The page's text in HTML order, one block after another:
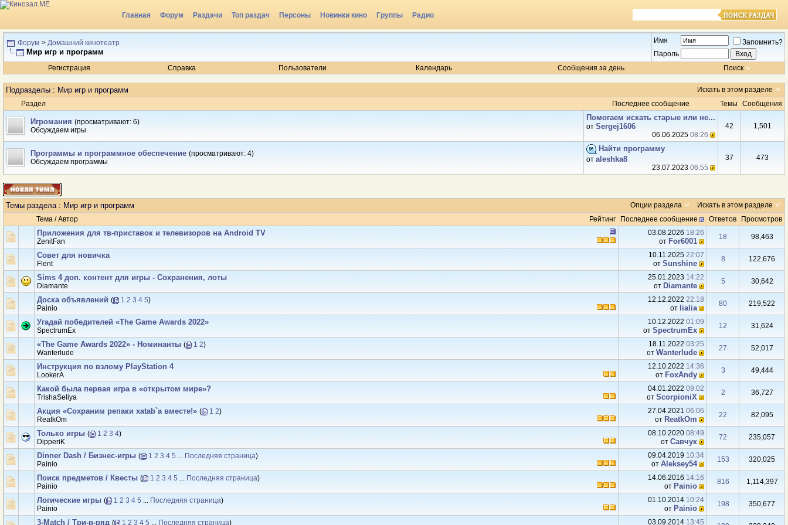
Главная Форум Раздачи Топ раздач Персоны Новинки кино Группы Радио
Форум > Домашний кинотеатр
Мир игр и программ
Имя
Запомнить?
Пароль
Регистрация
Справка Пользователи Календарь Сообщения за день Поиск
Подразделы : Мир игр и программ
Искать в этом разделе
Раздел
Последнее сообщение Темы Сообщения
Игромания (просматривают: 6)
Обсуждаем игры
Помогаем искать старые или не...
от Sergej1606
06.06.2025 08:26
42 1,501
Программы и программное обеспечение (просматривают: 4)
Обсуждаем программы
Найти программу
от aleshka8
23.07.2023 06:55
37 473
Темы раздела: Мир игр и программ Опции раздела
Искать в этом разделе
Рейтинг
Тема /Автор Последнее сообщение Ответов Просмотров
Приложения для тв-приставок и телевизоров на Android TV
ZenitFan
03.08.2026 18:26
от For6001 18 98,463
Совет для новичка
Flent
10.11.2025 22:07
от Sunshine 8 122,676
Sims 4 доп. контент для игры - Сохранения, лоты
Diаmаnte
25.01.2023 14:22
от Diаmаnte 5 30,642
Доска объявлений ( 1 2 3 4 5)
Painio
12.12.2022 22:18
от lialia 80 219,522
Угадай победителей «The Game Awards 2022»
SpectrumEx
10.12.2022 01:09
от SpectrumEx 12 31,624
«The Game Awards 2022» - Номинанты ( 1 2)
Wanterlude
18.11.2022 03:25
от Wanterlude 27 52,017
Инструкция по взлому PlayStation 4
LookerA
12.10.2022 14:36
от FoxAndy 3 49,444
Какой была первая игра в «открытом мире»?
TrishaSeliya
04.01.2022 09:02
от ScorpioniX 2 36,727
Акция «Сохраним репаки xatab`а вместе!» ( 1 2)
ReatkOm
27.04.2021 06:06
от ReatkOm 22 82,095
Только игры ( 1 2 3 4)
DipperiK
08.10.2020 08:49
от Савчук 72 235,057
Dinner Dash / Бизнес-игры ( 1 2 3 4 5 ... Последняя страница)
Painio
09.04.2019 10:34
от Aleksey54 153 320,025
Поиск предметов / Квесты ( 1 2 3 4 5 ... Последняя страница)
Painio
14.06.2016 14:16
от Painio 816 1,114,397
Логические игры ( 1 2 3 4 5 ... Последняя страница)
Painio
01.10.2014 10:24
от Painio 198 350,677
3-Match / Три-в-ряд ( 1 2 3 4 5 ... Последняя страница) 03.09.2014 13:45